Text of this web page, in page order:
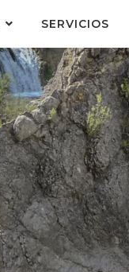
SERVICIOS